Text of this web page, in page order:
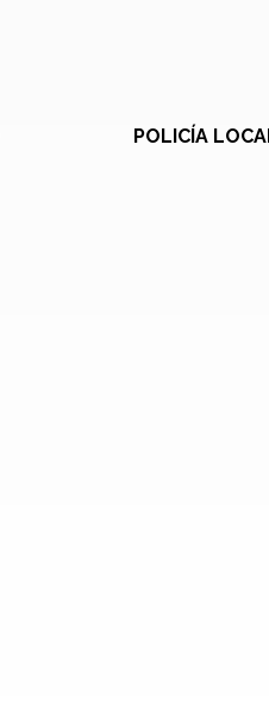
POLICÍA